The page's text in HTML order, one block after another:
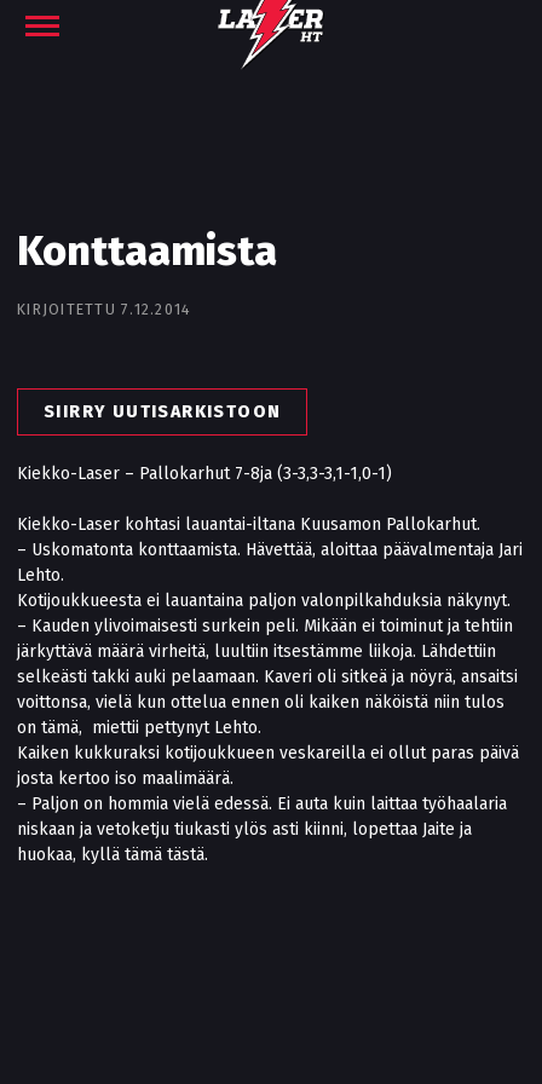
Konttaamista
KIRJOITETTU 7.12.2014
SIIRRY UUTISARKISTOON
Kiekko-Laser – Pallokarhut 7-8ja (3-3,3-3,1-1,0-1)
Kiekko-Laser kohtasi lauantai-iltana Kuusamon Pallokarhut.
– Uskomatonta konttaamista. Hävettää, aloittaa päävalmentaja Jari
Lehto.
Kotijoukkueesta ei lauantaina paljon valonpilkahduksia näkynyt.
– Kauden ylivoimaisesti surkein peli. Mikään ei toiminut ja tehtiin
järkyttävä määrä virheitä, luultiin itsestämme liikoja. Lähdettiin
selkeästi takki auki pelaamaan. Kaveri oli sitkeä ja nöyrä, ansaitsi
voittonsa, vielä kun ottelua ennen oli kaiken näköistä niin tulos
on tämä, miettii pettynyt Lehto.
Kaiken kukkuraksi kotijoukkueen veskareilla ei ollut paras päivä
josta kertoo iso maalimäärä.
– Paljon on hommia vielä edessä. Ei auta kuin laittaa työhaalaria
niskaan ja vetoketju tiukasti ylös asti kiinni, lopettaa Jaite ja
huokaa, kyllä tämä tästä.